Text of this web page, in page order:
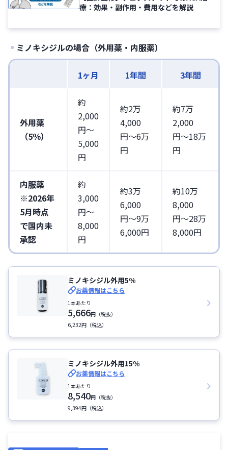
療：効果・副作用・費用などを解説
ミノキシジルの場合（外用薬・内服薬）
1ヶ月 1年間 3年間
外用薬
（5％）
約
2,000
円〜
5,000
円
約2万
4,000
円〜6万
円
約7万
2,000
円〜18万
円
内服薬
※2026年
5月時点
で国内未
承認
約
3,000
円〜
8,000
円
約3万
6,000
円〜9万
6,000円
約10万
8,000
円〜28万
8,000円
ミノキシジル外用5%
お薬情報はこちら
1本あたり
5,666円 （税抜）
6,232円（税込）
ミノキシジル外用15%
お薬情報はこちら
1本あたり
8,540円 （税抜）
9,394円（税込）